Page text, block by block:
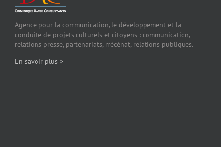
Agence pour la communication, le développement et la
conduite de projets culturels et citoyens : communication,
relations presse, partenariats, mécénat, relations publiques.
En savoir plus >